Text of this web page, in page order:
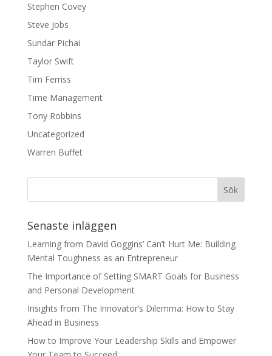
Stephen Covey
Steve Jobs
Sundar Pichai
Taylor Swift
Tim Ferriss
Time Management
Tony Robbins
Uncategorized
Warren Buffet
Senaste inläggen
Learning from David Goggins’ Can’t Hurt Me: Building
Mental Toughness as an Entrepreneur
The Importance of Setting SMART Goals for Business
and Personal Development
Insights from The Innovator’s Dilemma: How to Stay
Ahead in Business
How to Improve Your Leadership Skills and Empower